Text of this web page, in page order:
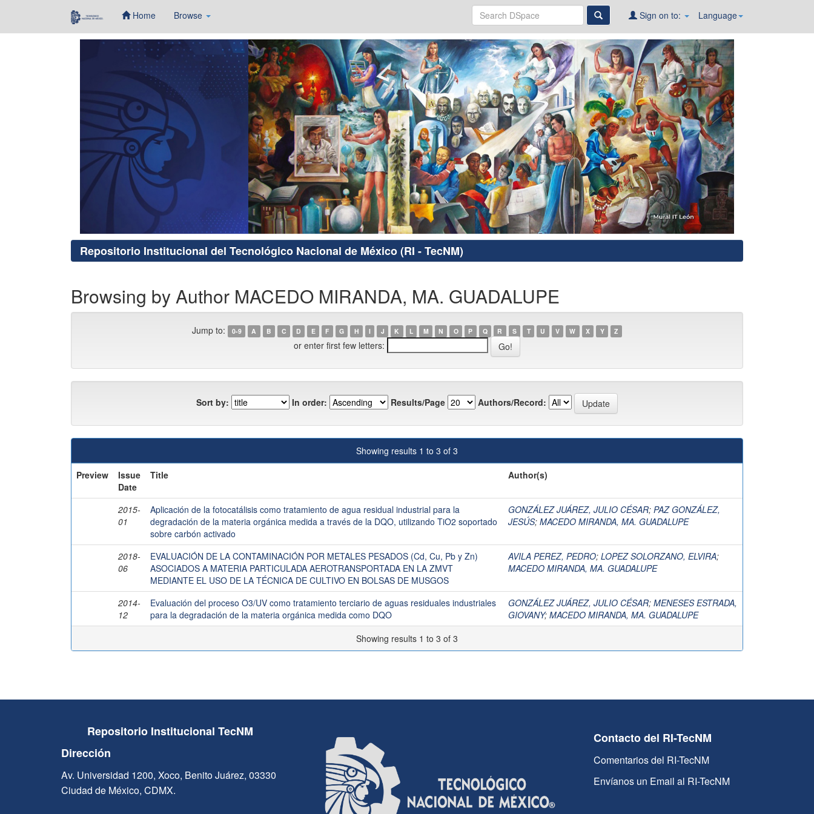
Home Browse Language
Sign on to:
Repositorio Institucional del Tecnológico Nacional de México (RI - TecNM)
Browsing by Author MACEDO MIRANDA, MA. GUADALUPE
Jump to: 0-9 A B C D E F G H I J K L M N O P Q R S T U V W X Y Z
or enter first few letters:
Sort by: In order: Results/Page Authors/Record:
Showing results 1 to 3 of 3
Preview
Issue
Date
Title Author(s)
2015-
01
Aplicación de la fotocatálisis como tratamiento de agua residual industrial para la
degradación de la materia orgánica medida a través de la DQO, utilizando TiO2 soportado
sobre carbón activado
GONZÁLEZ JUÁREZ, JULIO CÉSAR; PAZ GONZÁLEZ,
JESÚS; MACEDO MIRANDA, MA. GUADALUPE
2018-
06
EVALUACIÓN DE LA CONTAMINACIÓN POR METALES PESADOS (Cd, Cu, Pb y Zn)
ASOCIADOS A MATERIA PARTICULADA AEROTRANSPORTADA EN LA ZMVT
MEDIANTE EL USO DE LA TÉCNICA DE CULTIVO EN BOLSAS DE MUSGOS
AVILA PEREZ, PEDRO; LOPEZ SOLORZANO, ELVIRA;
MACEDO MIRANDA, MA. GUADALUPE
2014-
12
Evaluación del proceso O3/UV como tratamiento terciario de aguas residuales industriales
para la degradación de la materia orgánica medida como DQO
GONZÁLEZ JUÁREZ, JULIO CÉSAR; MENESES ESTRADA,
GIOVANY; MACEDO MIRANDA, MA. GUADALUPE
Showing results 1 to 3 of 3
Repositorio Institucional TecNM
Dirección
Av. Universidad 1200, Xoco, Benito Juárez, 03330
Ciudad de México, CDMX.
Contacto del RI-TecNM
Comentarios del RI-TecNM
Envíanos un Email al RI-TecNM